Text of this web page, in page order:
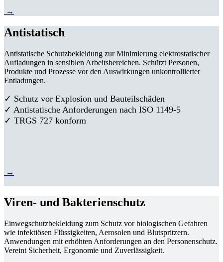
→
Antistatisch
Antistatische Schutzbekleidung zur Minimierung elektrostatischer
Aufladungen in sensiblen Arbeitsbereichen. Schützt Personen,
Produkte und Prozesse vor den Auswirkungen unkontrollierter
Entladungen.
✓ Schutz vor Explosion und Bauteilschäden
✓ Antistatische Anforderungen nach ISO 1149-5
✓ TRGS 727 konform
→
Viren- und Bakterienschutz
Einwegschutzbekleidung zum Schutz vor biologischen Gefahren
wie infektiösen Flüssigkeiten, Aerosolen und Blutspritzern.
Anwendungen mit erhöhten Anforderungen an den Personenschutz.
Vereint Sicherheit, Ergonomie und Zuverlässigkeit.